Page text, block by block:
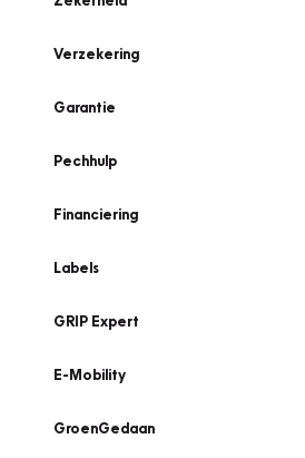
Verzekering
Garantie
Pechhulp
Financiering
Labels
GRIP Expert
E-Mobility
GroenGedaan